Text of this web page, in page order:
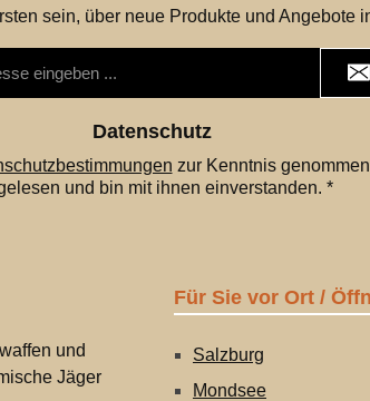
sein, über neue Produkte und Angebote
Datenschutz
zur Kenntnis
und bin mit ihnen einverstanden. *
und
Jäger
Für Sie vor Ort /
Salzburg
Mondsee